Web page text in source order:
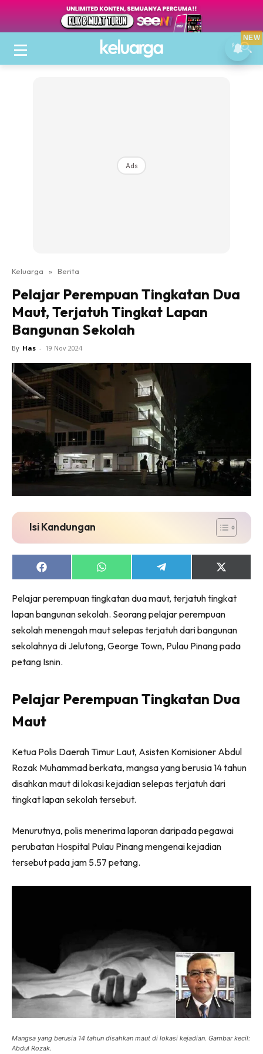
Ads
Keluarga » Berita
Pelajar Perempuan Tingkatan Dua
Maut, Terjatuh Tingkat Lapan
Bangunan Sekolah
By Has - 19 Nov 2024
Isi Kandungan
Share
on
Share
on
Share
on
Share
on
(Twitter)
Pelajar perempuan tingkatan dua maut, terjatuh tingkat
lapan bangunan sekolah. Seorang pelajar perempuan
sekolah menengah maut selepas terjatuh dari bangunan
sekolahnya di Jelutong, George Town, Pulau Pinang pada
petang Isnin.
Pelajar Perempuan Tingkatan Dua
Maut
Ketua Polis Daerah Timur Laut, Asisten Komisioner Abdul
Rozak Muhammad berkata, mangsa yang berusia 14 tahun
disahkan maut di lokasi kejadian selepas terjatuh dari
tingkat lapan sekolah tersebut.
Menurutnya, polis menerima laporan daripada pegawai
perubatan Hospital Pulau Pinang mengenai kejadian
tersebut pada jam 5.57 petang.
Mangsa yang berusia 14 tahun disahkan maut di lokasi kejadian. Gambar kecil:
Abdul Rozak.
NEW